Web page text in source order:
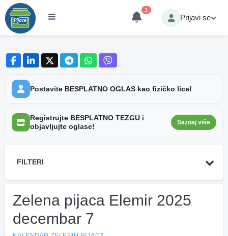
3
Prijavi se
Postavite BESPLATNO OGLAS kao fizičko lice!
Registrujte BESPLATNO TEZGU i
objavljujte oglase!
Saznaj više
FILTERI
Zelena pijaca Elemir 2025
decembar 7